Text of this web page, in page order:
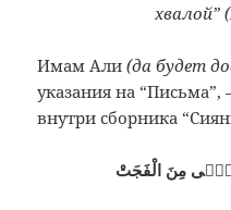
хвалой”
Имам Али(да будет
указания на “Письма”,
внутри сборника